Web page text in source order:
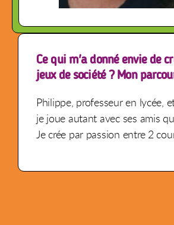
Ce qui m'a donné envie de
jeux de société ? Mon
Philippe, professeur en lycée,
je joue autant avec ses amis
Je crée par passion entre 2